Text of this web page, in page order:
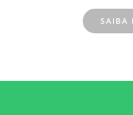
SAIBA